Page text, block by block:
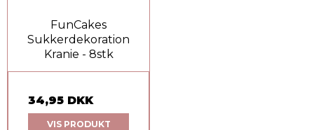
FunCakes
Sukkerdekoration
Kranie - 8stk
34,95 DKK
VIS PRODUKT